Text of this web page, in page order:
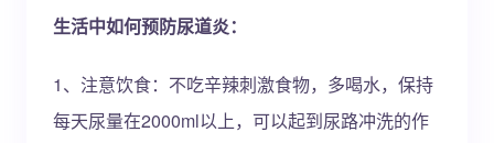
生活中如何预防尿道炎：
1、注意饮食：不吃辛辣刺激食物，多喝水，保持
每天尿量在2000ml以上，可以起到尿路冲洗的作